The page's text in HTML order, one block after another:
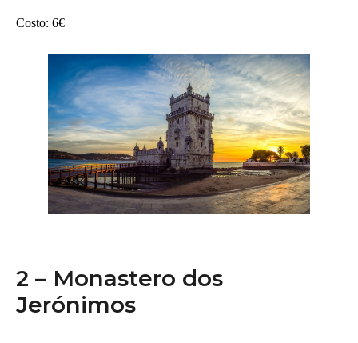
Costo: 6€
2 – Monastero dos
Jerónimos